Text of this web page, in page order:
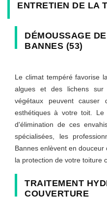
ENTRETIEN DE LA
DÉMOUSSAGE
BANNES (53)
Le climat tempéré favorise
algues et des lichens sur
végétaux peuvent causer
esthétiques à votre toit. Le
d'élimination de ces
spécialisées, les
Bannes enlèvent en
la protection de votre toiture
TRAITEMENT
COUVERTURE